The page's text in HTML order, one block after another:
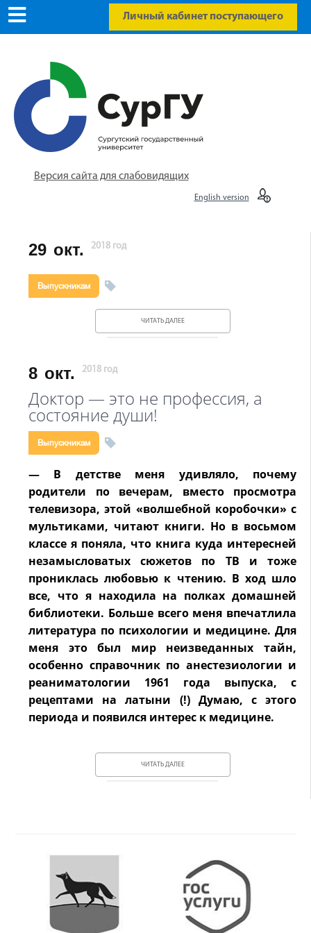
Личный кабинет поступающего
Версия сайта для слабовидящих
English version
29 окт. 2018 год
Выпускникам
ЧИТАТЬ ДАЛЕЕ
8 окт. 2018 год
Доктор — это не профессия, а
состояние души!
Выпускникам
— В детстве меня удивляло, почему
родители по вечерам, вместо просмотра
телевизора, этой «волшебной коробочки» с
мультиками, читают книги. Но в восьмом
классе я поняла, что книга куда интересней
незамысловатых сюжетов по ТВ и тоже
прониклась любовью к чтению. В ход шло
все, что я находила на полках домашней
библиотеки. Больше всего меня впечатлила
литература по психологии и медицине. Для
меня это был мир неизведанных тайн,
особенно справочник по анестезиологии и
реаниматологии 1961 года выпуска, с
рецептами на латыни (!) Думаю, с этого
периода и появился интерес к медицине.
ЧИТАТЬ ДАЛЕЕ